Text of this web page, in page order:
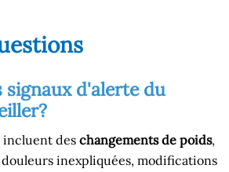
signaux d'alerte du
incluent des changements de poids,
inexpliquées, modifications